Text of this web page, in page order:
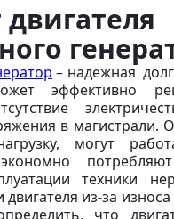
– надежная
эффективно
в магистрали.
могут
техники
двигателя из-за
что